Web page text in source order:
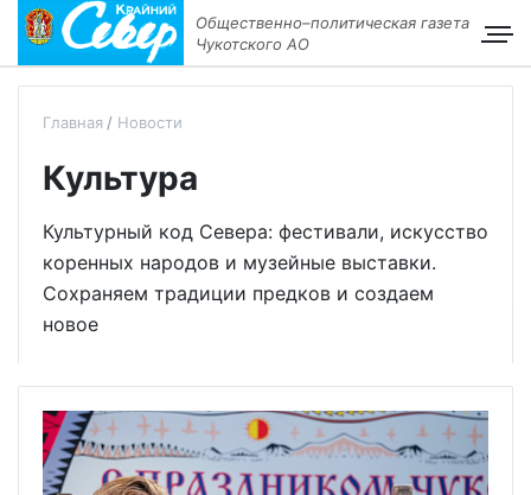
Общественно–политическая газета
Чукотского АО
Главная Новости
Культура
Культурный код Севера: фестивали, искусство
коренных народов и музейные выставки.
Сохраняем традиции предков и создаем
новое